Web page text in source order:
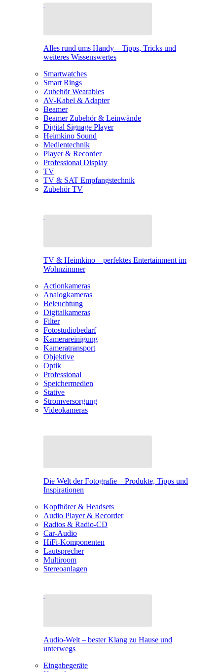
Alles rund ums Handy – Tipps, Tricks und
weiteres Wissenswertes
Smartwatches
Smart Rings
Zubehör Wearables
AV-Kabel & Adapter
Beamer
Beamer Zubehör & Leinwände
Digital Signage Player
Heimkino Sound
Medientechnik
Player & Recorder
Professional Display
TV
TV & SAT Empfangstechnik
Zubehör TV
TV & Heimkino – perfektes Entertainment im
Wohnzimmer
Actionkameras
Analogkameras
Beleuchtung
Digitalkameras
Filter
Fotostudiobedarf
Kamerareinigung
Kameratransport
Objektive
Optik
Professional
Speichermedien
Stative
Stromversorgung
Videokameras
Die Welt der Fotografie – Produkte, Tipps und
Inspirationen
Kopfhörer & Headsets
Audio Player & Recorder
Radios & Radio-CD
Car-Audio
HiFi-Komponenten
Lautsprecher
Multiroom
Stereoanlagen
Audio-Welt – bester Klang zu Hause und
unterwegs
Eingabegeräte